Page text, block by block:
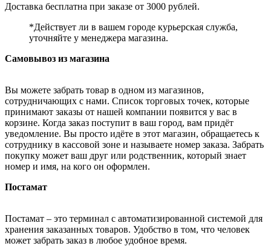
Доставка бесплатна при заказе от 3000 рублей.
*Действует ли в вашем городе курьерская служба,
уточняйте у менеджера магазина.
Самовывоз из магазина
Вы можете забрать товар в одном из магазинов,
сотрудничающих с нами. Список торговых точек, которые
принимают заказы от нашей компании появится у вас в
корзине. Когда заказ поступит в ваш город, вам придёт
уведомление. Вы просто идёте в этот магазин, обращаетесь к
сотруднику в кассовой зоне и называете номер заказа. Забрать
покупку может ваш друг или родственник, который знает
номер и имя, на кого он оформлен.
Постамат
Постамат – это терминал с автоматизированной системой для
хранения заказанных товаров. Удобство в том, что человек
может забрать заказ в любое удобное время.